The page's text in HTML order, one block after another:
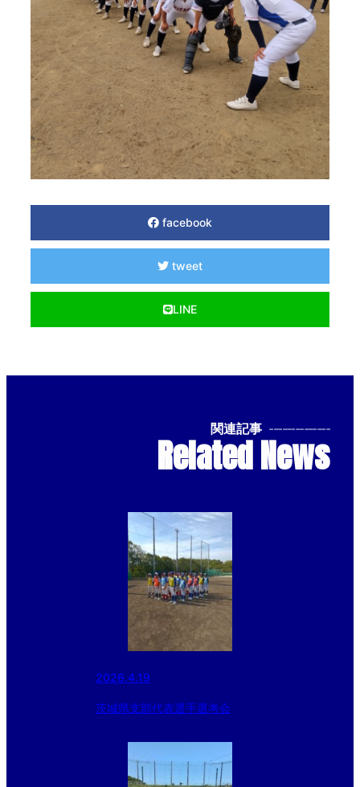
facebook
tweet
LINE
関連記事 --------------
Related News
2026.4.19
茨城県支部代表選手選考会